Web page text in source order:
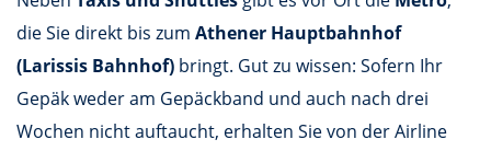
die Sie direkt bis zum Athener Hauptbahnhof
(Larissis Bahnhof) bringt. Gut zu wissen: Sofern Ihr
Gepäk weder am Gepäckband und auch nach drei
Wochen nicht auftaucht, erhalten Sie von der Airline